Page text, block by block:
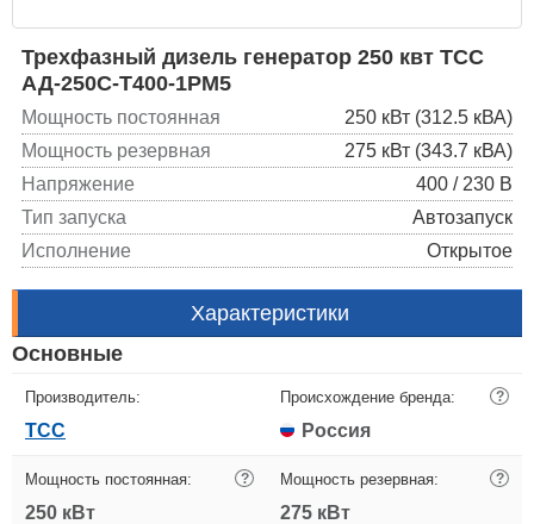
Трехфазный дизель генератор 250 квт ТСС
АД-250С-Т400-1РМ5
Мощность постоянная
250 кВт (312.5 кВА)
Мощность резервная
275 кВт (343.7 кВА)
Напряжение
400 / 230 В
Тип запуска
Автозапуск
Исполнение
Открытое
Характеристики
Основные
Производитель:
ТСС
Происхождение бренда: ?
Россия
Мощность постоянная: ?
250 кВт
Мощность резервная: ?
275 кВт